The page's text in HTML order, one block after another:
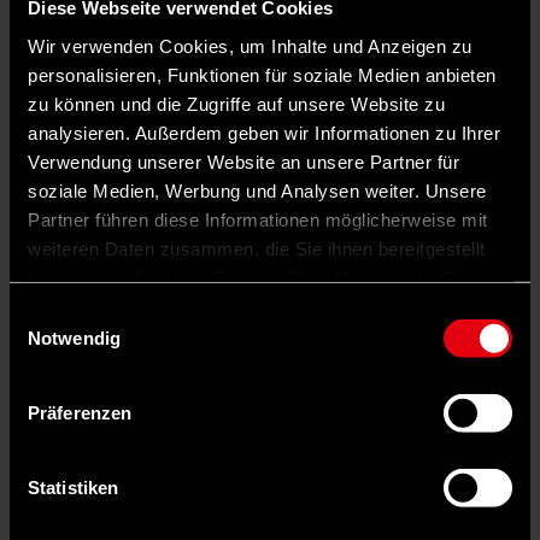
Diese Webseite verwendet Cookies
Wir verwenden Cookies, um Inhalte und Anzeigen zu
personalisieren, Funktionen für soziale Medien anbieten
zu können und die Zugriffe auf unsere Website zu
analysieren. Außerdem geben wir Informationen zu Ihrer
Verwendung unserer Website an unsere Partner für
soziale Medien, Werbung und Analysen weiter. Unsere
Partner führen diese Informationen möglicherweise mit
weiteren Daten zusammen, die Sie ihnen bereitgestellt
Notwendig
Präferenzen
Statistiken
Teilen